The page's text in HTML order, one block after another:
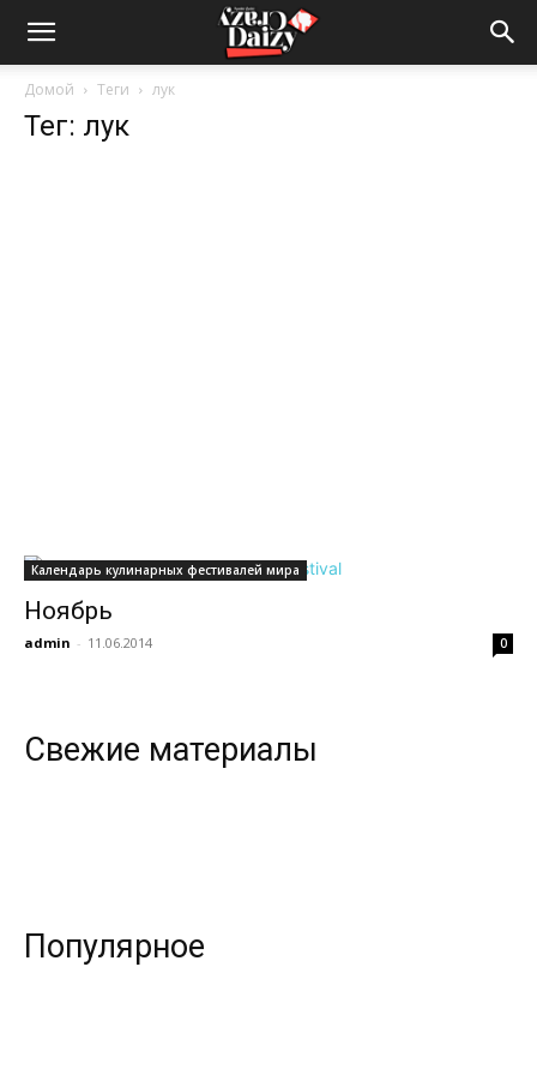
Crazy-
Daizy
всем
Домой Теги лук
Тег: лук
Календарь кулинарных фестивалей мира
Ноябрь
admin - 11.06.2014 0
Свежие материалы
Популярное